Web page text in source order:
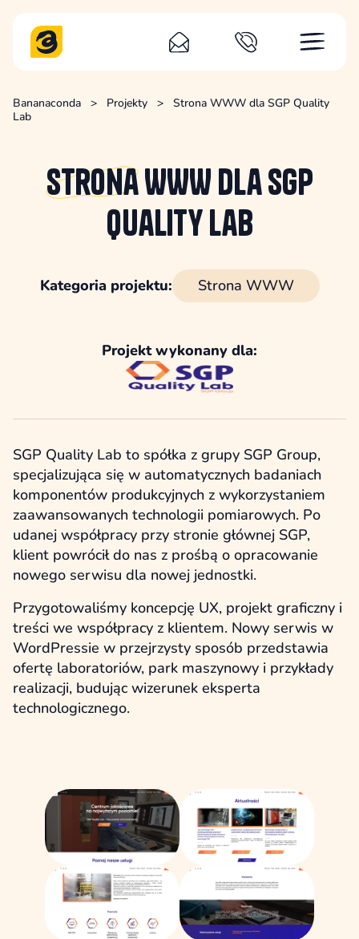
Bananaconda > Projekty >
Strona WWW dla SGP Quality
Lab
StronaWWW dla SGP
Quality Lab
Kategoria projektu: Strona WWW
Projekt wykonany dla:
SGP Quality Lab to spółka z grupy SGP Group,
specjalizująca się w automatycznych badaniach
komponentów produkcyjnych z wykorzystaniem
zaawansowanych technologii pomiarowych. Po
udanej współpracy przy stronie głównej SGP,
klient powrócił do nas z prośbą o opracowanie
nowego serwisu dla nowej jednostki.
Przygotowaliśmy koncepcję UX, projekt graficzny i
treści we współpracy z klientem. Nowy serwis w
WordPressie w przejrzysty sposób przedstawia
ofertę laboratoriów, park maszynowy i przykłady
realizacji, budując wizerunek eksperta
technologicznego.